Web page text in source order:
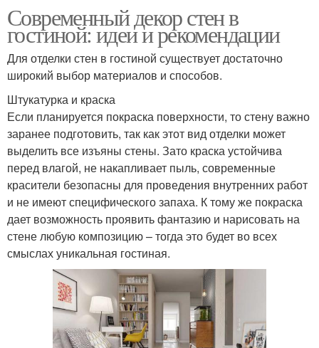
Современный декор стен в
гостиной: идеи и рекомендации
Для отделки стен в гостиной существует достаточно
широкий выбор материалов и способов.
Штукатурка и краска
Если планируется покраска поверхности, то стену важно
заранее подготовить, так как этот вид отделки может
выделить все изъяны стены. Зато краска устойчива
перед влагой, не накапливает пыль, современные
красители безопасны для проведения внутренних работ
и не имеют специфического запаха. К тому же покраска
дает возможность проявить фантазию и нарисовать на
стене любую композицию – тогда это будет во всех
смыслах уникальная гостиная.